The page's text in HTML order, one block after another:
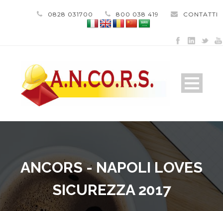
0828 031700 800 038 419 CONTATTI
ANCORS - NAPOLI LOVES
SICUREZZA 2017